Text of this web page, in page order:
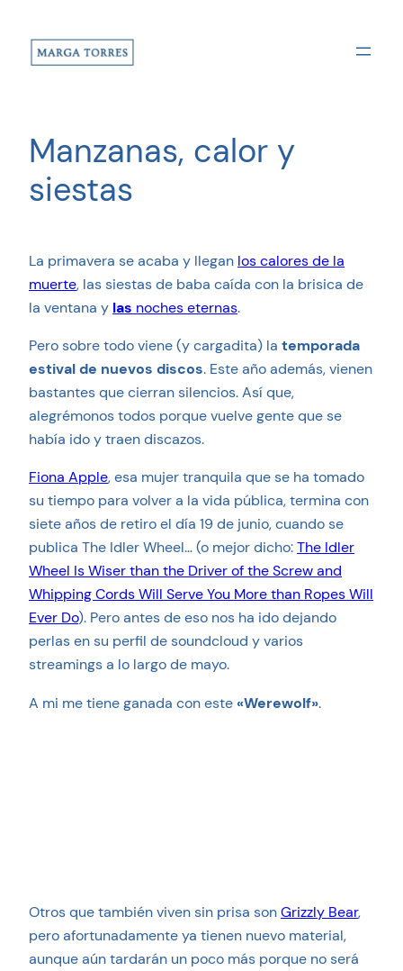
contenido
Manzanas, calor y
siestas
La primavera se acaba y llegan los calores de la
muerte, las siestas de baba caída con la brisica de
la ventana y las noches eternas.
Pero sobre todo viene (y cargadita) la temporada
estival de nuevos discos. Este año además, vienen
bastantes que cierran silencios. Así que,
alegrémonos todos porque vuelve gente que se
había ido y traen discazos.
Fiona Apple, esa mujer tranquila que se ha tomado
su tiempo para volver a la vida pública, termina con
siete años de retiro el día 19 de junio, cuando se
publica The Idler Wheel… (o mejor dicho:The Idler
Wheel Is Wiser than the Driver of the Screw and
Whipping Cords Will Serve You More than Ropes Will
Ever Do). Pero antes de eso nos ha ido dejando
perlas en su perfil de soundcloud y varios
streamings a lo largo de mayo.
A mi me tiene ganada con este«Werewolf».
Otros que también viven sin prisa sonGrizzly Bear,
pero afortunadamente ya tienen nuevo material,
aunque aún tardarán un poco más porque no será